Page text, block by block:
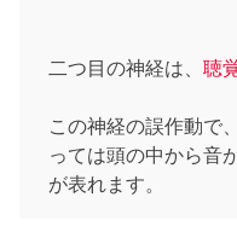
二つ目の神経は、 聴
この神経の誤作動で
っては頭の中から音
が表れます。